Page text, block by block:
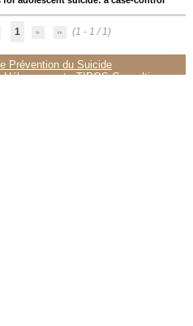
1 (1 - 1 / 1)
Prévention du Suicide
Hébergement :TIPOS Consulting